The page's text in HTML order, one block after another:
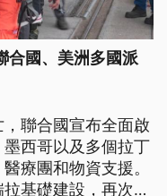
合國、美洲多國派
聯合國宣布全面啟
西哥以及多個拉丁
療團和物資支援。
基礎建設，再次面